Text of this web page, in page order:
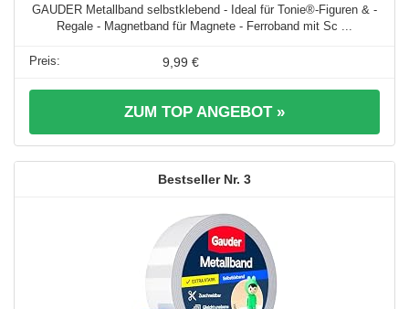
GAUDER Metallband selbstklebend - Ideal für Tonie®-Figuren & -
Regale - Magnetband für Magnete - Ferroband mit Sc ...
9,99 €
ZUM TOP ANGEBOT »
3